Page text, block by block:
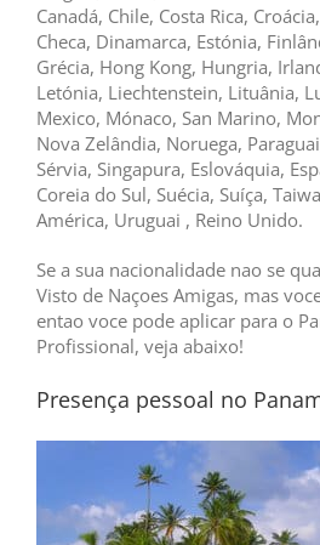
Canadá, Chile, Costa Rica,
Checa, Dinamarca, Estónia,
Grécia, Hong Kong, Hungria,
Letónia, Liechtenstein, Lituânia,
Mexico, Mónaco, San Marino,
Nova Zelândia, Noruega,
Sérvia, Singapura, Eslováquia,
Coreia do Sul, Suécia, Suíça,
América, Uruguai , Reino Unido.
Se a sua nacionalidade nao se
Visto de Naçoes Amigas, mas
entao voce pode aplicar para o
Profissional, veja abaixo!
Presença pessoal no